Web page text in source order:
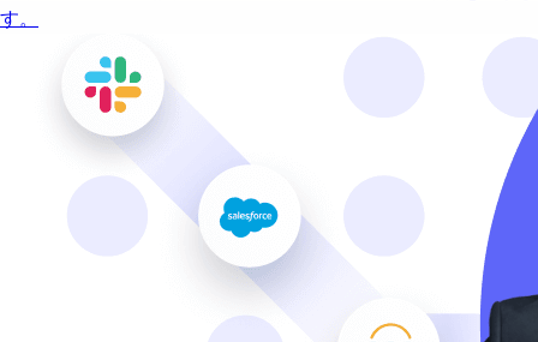
す。